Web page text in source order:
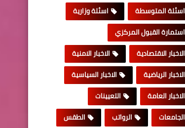
اسئلة المتوسطة
اسئلة وزارية
استمارة القبول المركزي
الاخبار الاقتصادية
الاخبار الامنية
الاخبار الرياضية
الاخبار السياسية
الاخبار العامة
التعيينات
الجامعات
الرواتب الطقس